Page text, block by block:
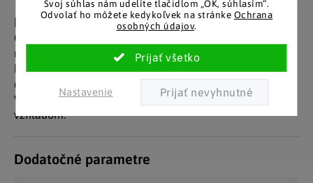
Svoj súhlas nám udelíte tlačidlom „OK, súhlasím“.
Odvolať ho môžete kedykoľvek na stránke Ochrana
osobných údajov.
Nastavenie
Podrobný popis
Originální zarážka na knihy - napoly ludske hlava,
napoly lebka. Skutočne skvostný a praktický doplnok
každej knižnice či kancelárie. Obzvlášť vhodné ako
darček pre obdivovateľov Steampunku.
Vyrobené z polyresinu v striebornej farbe so starožitným
vzhľadom.
Dodatočné parametre